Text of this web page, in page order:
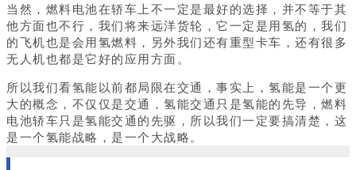
当然，燃料电池在轿车上不一定是最好的选择，并不等于其
他方面也不行，我们将来远洋货轮，它一定是用氢的，我们
的飞机也是会用氢燃料，另外我们还有重型卡车，还有很多
无人机也都是它好的应用方面。
所以我们看氢能以前都局限在交通，事实上，氢能是一个更
大的概念，不仅仅是交通，氢能交通只是氢能的先导，燃料
电池轿车只是氢能交通的先驱，所以我们一定要搞清楚，这
是一个氢能战略，是一个大战略。